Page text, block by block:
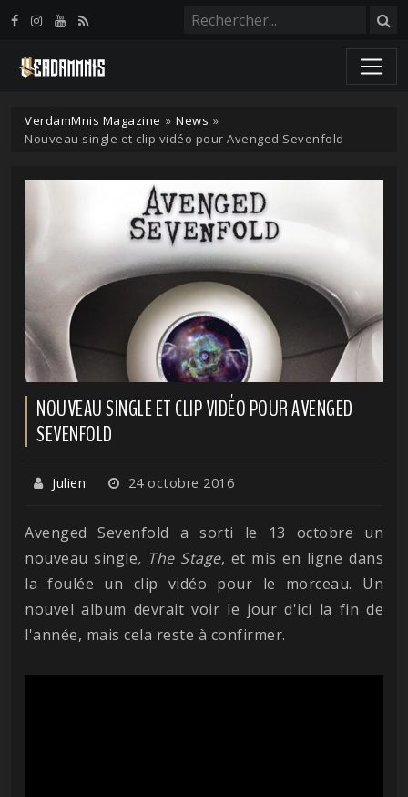
VerdamMnis Magazine » News »
Nouveau single et clip vidéo pour Avenged Sevenfold
NOUVEAU SINGLE ET CLIP VIDÉO POUR AVENGED
SEVENFOLD
Julien 24 octobre 2016
Avenged Sevenfold a sorti le 13 octobre un
nouveau single, The Stage, et mis en ligne dans
la foulée un clip vidéo pour le morceau. Un
nouvel album devrait voir le jour d'ici la fin de
l'année, mais cela reste à confirmer.
Panneau de gestion des cookies